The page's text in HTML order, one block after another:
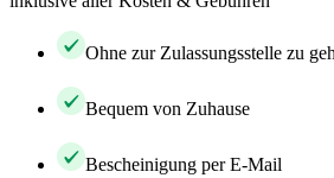
Ohne zur Zulassungsstelle zu
Bequem von Zuhause
Bescheinigung per E-Mail